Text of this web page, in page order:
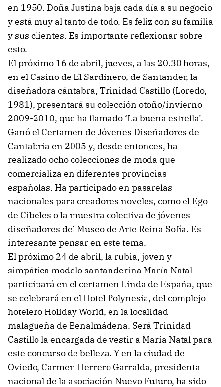
en 1950. Doña Justina baja cada día a su negocio
y está muy al tanto de todo. Es feliz con su familia
y sus clientes. Es importante reflexionar sobre
esto.
El próximo 16 de abril, jueves, a las 20.30 horas,
en el Casino de El Sardinero, de Santander, la
diseñadora cántabra, Trinidad Castillo (Loredo,
1981), presentará su colección otoño/invierno
2009-2010, que ha llamado ‘La buena estrella’.
Ganó el Certamen de Jóvenes Diseñadores de
Cantabria en 2005 y, desde entonces, ha
realizado ocho colecciones de moda que
comercializa en diferentes provincias
españolas. Ha participado en pasarelas
nacionales para creadores noveles, como el Ego
de Cibeles o la muestra colectiva de jóvenes
diseñadores del Museo de Arte Reina Sofía. Es
interesante pensar en este tema.
El próximo 24 de abril, la rubia, joven y
simpática modelo santanderina María Natal
participará en el certamen Linda de España, que
se celebrará en el Hotel Polynesia, del complejo
hotelero Holiday World, en la localidad
malagueña de Benalmádena. Será Trinidad
Castillo la encargada de vestir a María Natal para
este concurso de belleza. Y en la ciudad de
Oviedo, Carmen Herrero Garralda, presidenta
nacional de la asociación Nuevo Futuro, ha sido